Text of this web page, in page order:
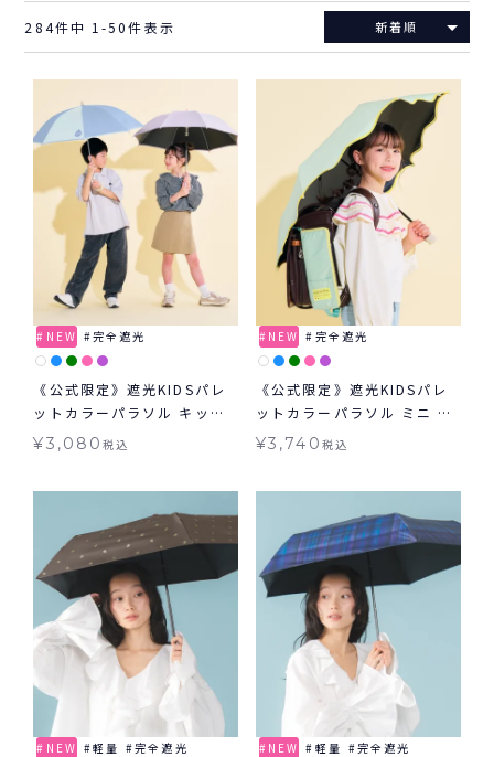
新着順
284件中 1-50件表示
NEW 完全遮光
《公式限定》遮光KIDSパレ
ットカラーパラソル キッズ
日傘 長傘 子ども用
¥3,080税込
NEW 完全遮光
《公式限定》遮光KIDSパレ
ットカラーパラソル ミニ キ
ッズ日傘 折りたたみ傘 子ど
¥3,740 税込
NEW 軽量
完全遮光
NEW 軽量
完全遮光